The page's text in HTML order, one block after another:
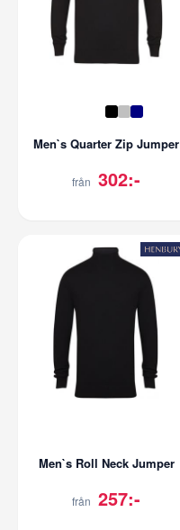
Men`s Quarter Zip Jumper
från 302:-
Men`s Roll Neck Jumper
från 257:-